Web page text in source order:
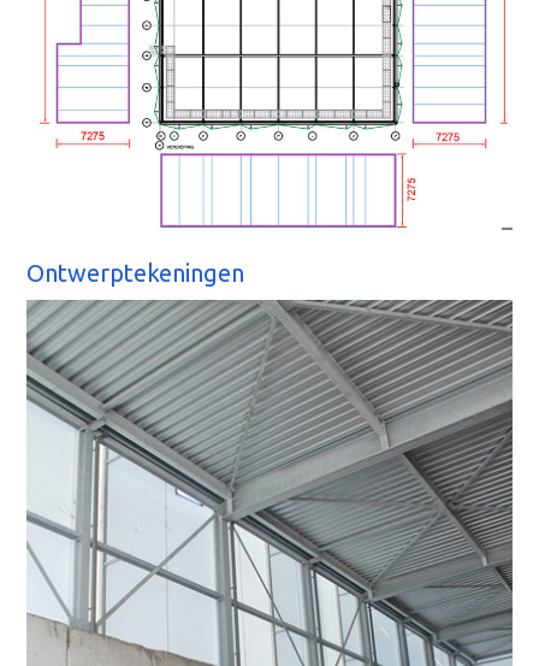
Ontwerptekeningen